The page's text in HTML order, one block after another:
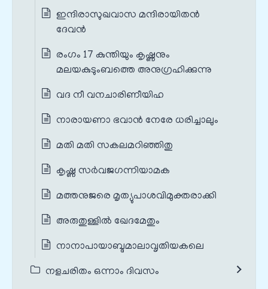
ഇന്ദിരാസുഖവാസ മന്ദിരായിതൻ
ദേവൻ
രംഗം 17 കുന്തിയും കൃഷ്ണനും
മലയകുടുംബത്തെ അനുഗ്രഹിക്കുന്നു
വദ നീ വനചാരിണീയിഹ
നാരായണാ ഭവാൻ നേരേ ധരിച്ചാലും
മതി മതി സകലമറിഞ്ഞിതു
കൃഷ്ണ സർവജഗന്നിയാമക
മത്തനുജരെ മൃത്യുപാശവിമുക്തരാക്കി
അരുതുള്ളിൽ ഖേദമേതും
നാനാപായാബ്ദമാലാവൃതിയകലെ
നളചരിതം ഒന്നാം ദിവസം